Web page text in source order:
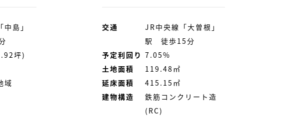
島」
坪)
域
交通
JR中央線「大曽根」
駅 徒歩15分
予定利回り 7.05%
土地面積
119.48㎡
延床面積
415.15㎡
建物構造
鉄筋コンクリート造
(RC)